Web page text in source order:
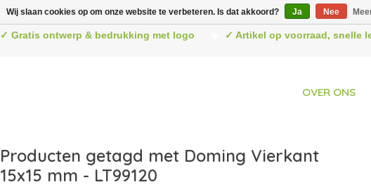
✓ Gratis ontwerp & bedrukking met logo
✓ Artikel op voorraad, snelle
OVER ONS
Producten getagd met Doming Vierkant
15x15 mm - LT99120
Wij slaan cookies op om onze website te verbeteren. Is dat akkoord? Ja Nee